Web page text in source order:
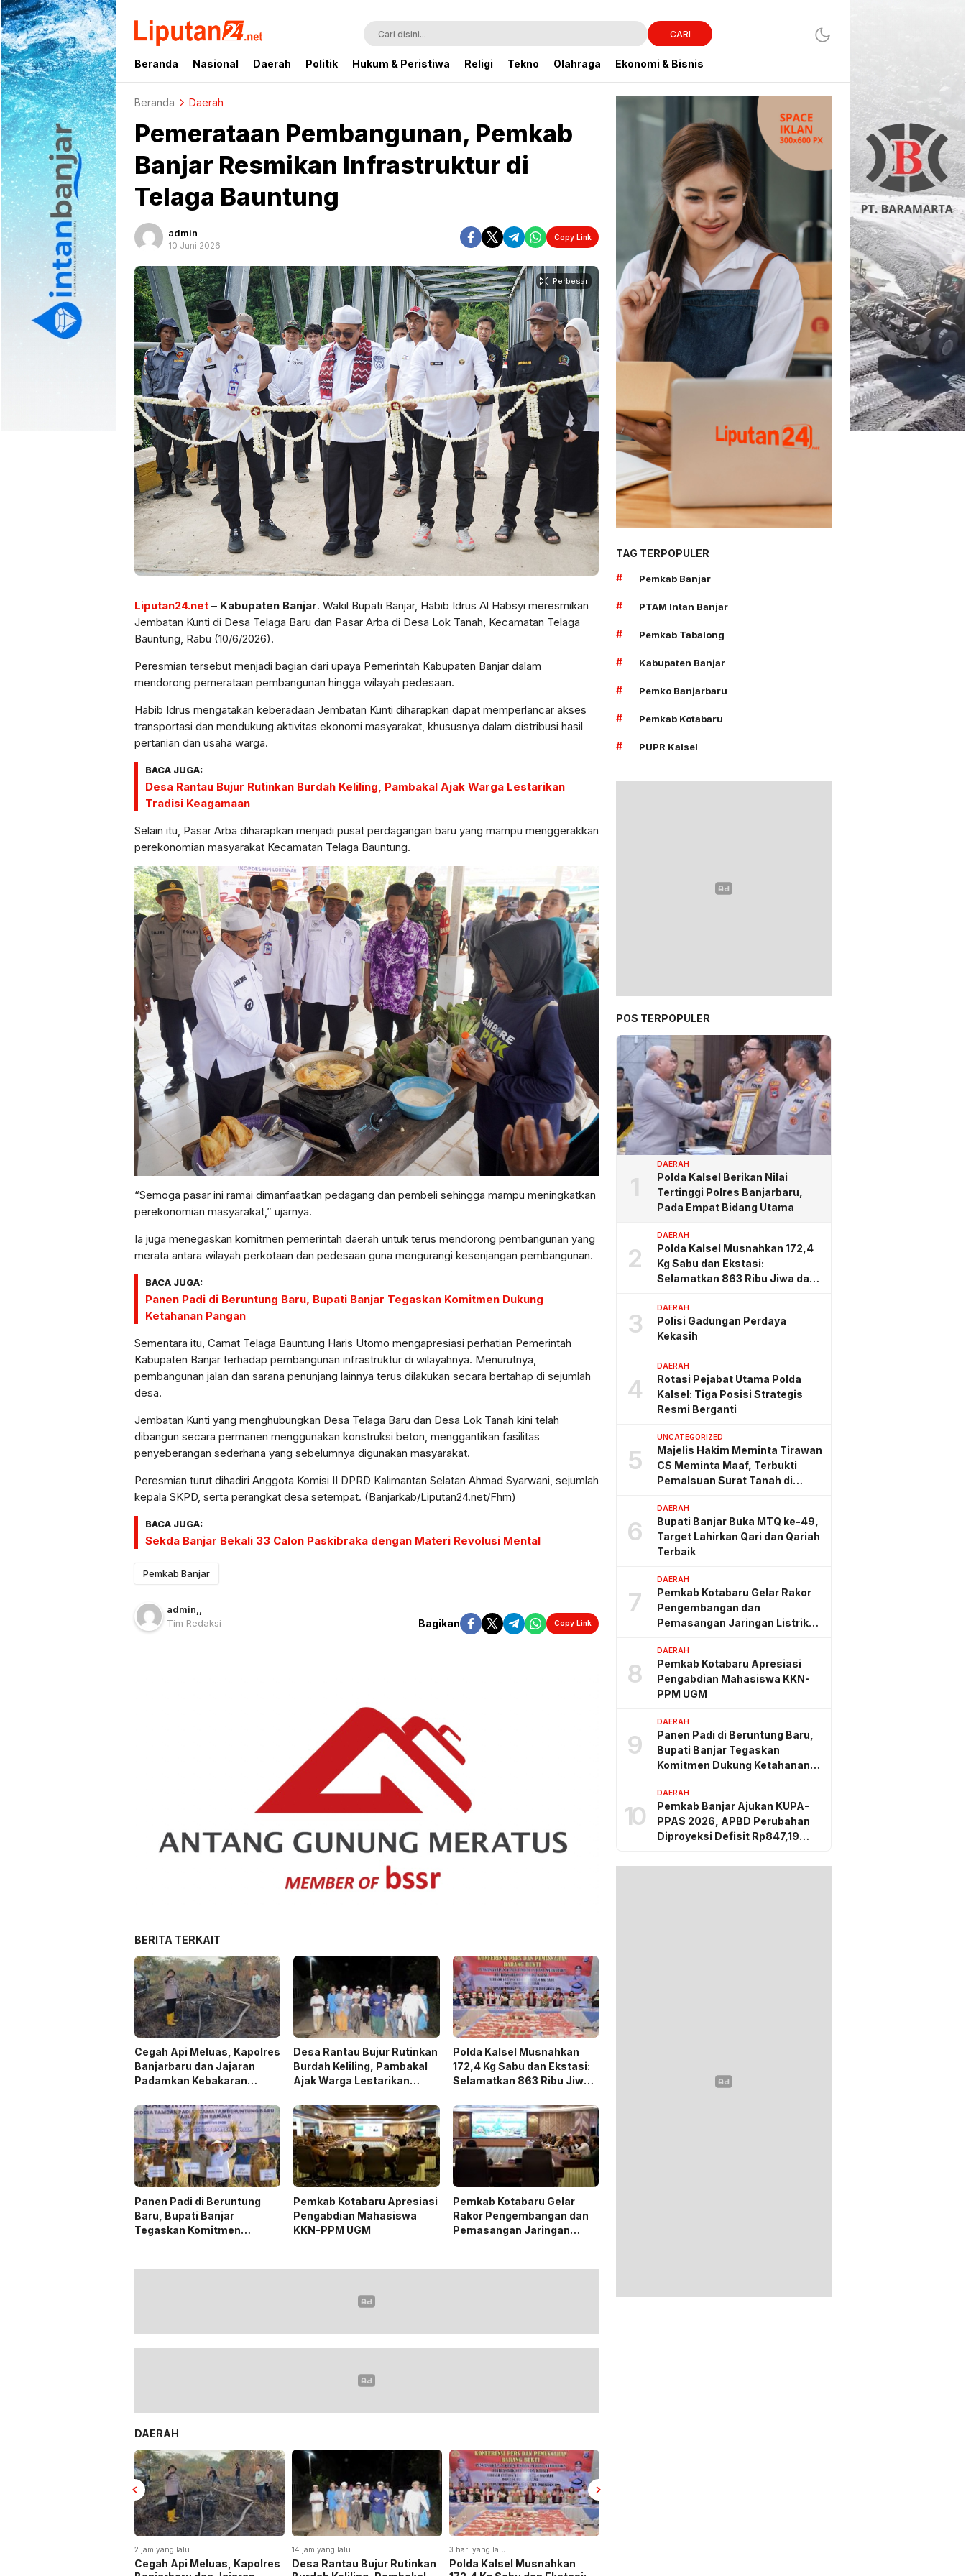
liputan24.net
CARI
Beranda Nasional Daerah Politik Hukum & Peristiwa Religi Tekno Olahraga Ekonomi & Bisnis
Beranda Daerah
Pemerataan Pembangunan, Pemkab
Banjar Resmikan Infrastruktur di
Telaga Bauntung
admin
10 Juni 2026
Copy Link
Perbesar
Liputan24.net – Kabupaten Banjar. Wakil Bupati Banjar, Habib Idrus Al Habsyi meresmikan
Jembatan Kunti di Desa Telaga Baru dan Pasar Arba di Desa Lok Tanah, Kecamatan Telaga
Bauntung, Rabu (10/6/2026).
Peresmian tersebut menjadi bagian dari upaya Pemerintah Kabupaten Banjar dalam
mendorong pemerataan pembangunan hingga wilayah pedesaan.
Habib Idrus mengatakan keberadaan Jembatan Kunti diharapkan dapat memperlancar akses
transportasi dan mendukung aktivitas ekonomi masyarakat, khususnya dalam distribusi hasil
pertanian dan usaha warga.
BACA JUGA:
Desa Rantau Bujur Rutinkan Burdah Keliling, Pambakal Ajak Warga Lestarikan
Tradisi Keagamaan
Selain itu, Pasar Arba diharapkan menjadi pusat perdagangan baru yang mampu menggerakkan
perekonomian masyarakat Kecamatan Telaga Bauntung.
“Semoga pasar ini ramai dimanfaatkan pedagang dan pembeli sehingga mampu meningkatkan
perekonomian masyarakat,” ujarnya.
Ia juga menegaskan komitmen pemerintah daerah untuk terus mendorong pembangunan yang
merata antara wilayah perkotaan dan pedesaan guna mengurangi kesenjangan pembangunan.
BACA JUGA:
Panen Padi di Beruntung Baru, Bupati Banjar Tegaskan Komitmen Dukung
Ketahanan Pangan
Sementara itu, Camat Telaga Bauntung Haris Utomo mengapresiasi perhatian Pemerintah
Kabupaten Banjar terhadap pembangunan infrastruktur di wilayahnya. Menurutnya,
pembangunan jalan dan sarana penunjang lainnya terus dilakukan secara bertahap di sejumlah
desa.
Jembatan Kunti yang menghubungkan Desa Telaga Baru dan Desa Lok Tanah kini telah
dibangun secara permanen menggunakan konstruksi beton, menggantikan fasilitas
penyeberangan sederhana yang sebelumnya digunakan masyarakat.
Peresmian turut dihadiri Anggota Komisi II DPRD Kalimantan Selatan Ahmad Syarwani, sejumlah
kepala SKPD, serta perangkat desa setempat. (Banjarkab/Liputan24.net/Fhm)
BACA JUGA:
Sekda Banjar Bekali 33 Calon Paskibraka dengan Materi Revolusi Mental
Pemkab Banjar
admin
Tim Redaksi
Bagikan Copy Link
BERITA TERKAIT
Cegah Api Meluas, Kapolres
Banjarbaru dan Jajaran
Padamkan Kebakaran
Desa Rantau Bujur Rutinkan
Burdah Keliling, Pambakal
Ajak Warga Lestarikan
Polda Kalsel Musnahkan
172,4 Kg Sabu dan Ekstasi:
Selamatkan 863 Ribu Jiwa
4,3 Triliun
Panen Padi di Beruntung
Baru, Bupati Banjar
Tegaskan Komitmen
Pemkab Kotabaru Apresiasi
Pengabdian Mahasiswa
KKN-PPM UGM
Pemkab Kotabaru Gelar
Rakor Pengembangan dan
Pemasangan Jaringan
DAERAH
2 jam yang lalu
Cegah Api Meluas, Kapolres
14 jam yang lalu
Desa Rantau Bujur Rutinkan
3 hari yang lalu
Polda Kalsel Musnahkan
TAG TERPOPULER
#
Pemkab Banjar
# PTAM Intan Banjar
# Pemkab Tabalong
# Kabupaten Banjar
# Pemko Banjarbaru
# Pemkab Kotabaru
# PUPR Kalsel
POS TERPOPULER
1
DAERAH
Polda Kalsel Berikan Nilai
Tertinggi Polres Banjarbaru,
Pada Empat Bidang Utama
2
DAERAH
Polda Kalsel Musnahkan 172,4
Kg Sabu dan Ekstasi:
Selamatkan 863 Ribu Jiwa dan
Triliun
3
DAERAH
Polisi Gadungan Perdaya
Kekasih
4
DAERAH
Rotasi Pejabat Utama Polda
Kalsel: Tiga Posisi Strategis
Resmi Berganti
5
UNCATEGORIZED
Majelis Hakim Meminta Tirawan
CS Meminta Maaf, Terbukti
Pemalsuan Surat Tanah di
6
DAERAH
Bupati Banjar Buka MTQ ke-49,
Target Lahirkan Qari dan Qariah
Terbaik
7
DAERAH
Pemkab Kotabaru Gelar Rakor
Pengembangan dan
Pemasangan Jaringan Listrik
8
DAERAH
Pemkab Kotabaru Apresiasi
Pengabdian Mahasiswa KKN-
PPM UGM
9
DAERAH
Panen Padi di Beruntung Baru,
Bupati Banjar Tegaskan
Komitmen Dukung Ketahanan
10
DAERAH
Pemkab Banjar Ajukan KUPA-
PPAS 2026, APBD Perubahan
Diproyeksi Defisit Rp847,19